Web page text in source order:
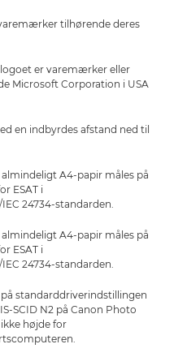
tilhørende deres
er varemærker eller
Microsoft Corporation i USA
en indbyrdes afstand ned til
A4-papir måles på
ESAT i
24734-standarden.
A4-papir måles på
ESAT i
24734-standarden.
standarddriverindstillingen
SCID N2 på Canon Photo
højde for